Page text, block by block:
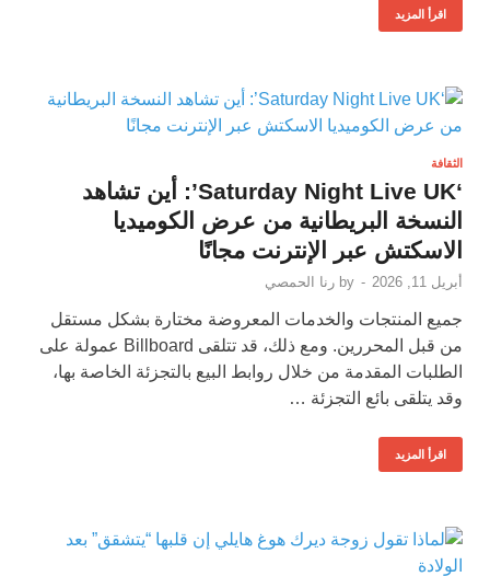
اقرأ المزيد
الثقافة
‘Saturday Night Live UK’: أين تشاهد
النسخة البريطانية من عرض الكوميديا
الاسكتش عبر الإنترنت مجانًا
أبريل 11, 2026 -
by رنا الحمصي
جميع المنتجات والخدمات المعروضة مختارة بشكل مستقل
من قبل المحررين. ومع ذلك، قد تتلقى Billboard عمولة على
الطلبات المقدمة من خلال روابط البيع بالتجزئة الخاصة بها،
وقد يتلقى بائع التجزئة …
اقرأ المزيد